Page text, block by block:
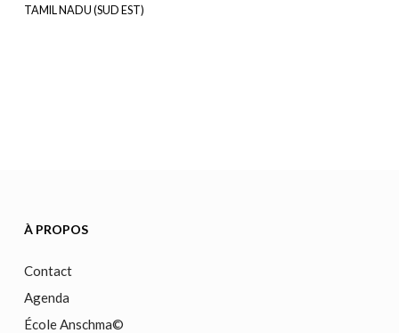
TAMIL NADU (SUD EST)
À PROPOS
Contact
Agenda
École Anschma©